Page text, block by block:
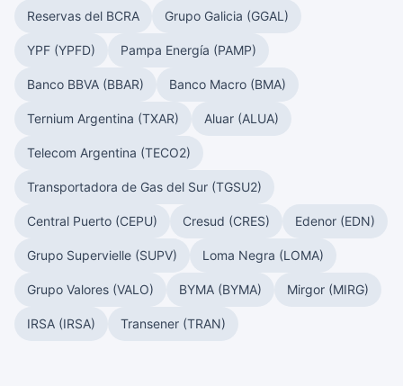
Reservas del BCRA Grupo Galicia (GGAL)
YPF (YPFD) Pampa Energía (PAMP)
Banco BBVA (BBAR) Banco Macro (BMA)
Ternium Argentina (TXAR) Aluar (ALUA)
Telecom Argentina (TECO2)
Transportadora de Gas del Sur (TGSU2)
Central Puerto (CEPU) Cresud (CRES) Edenor (EDN)
Grupo Supervielle (SUPV) Loma Negra (LOMA)
Grupo Valores (VALO) BYMA (BYMA) Mirgor (MIRG)
IRSA (IRSA) Transener (TRAN)